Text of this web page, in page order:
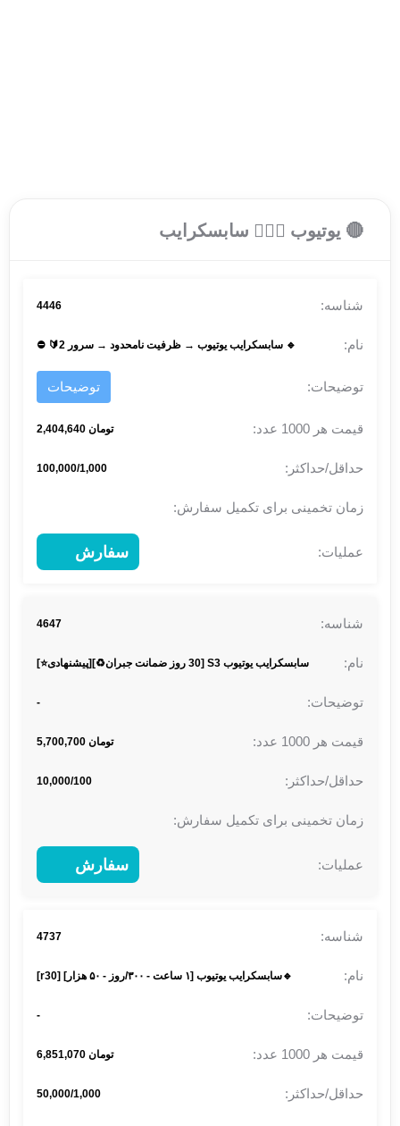
🔴 یوتیوب 🙍🏻‍♂️ سابسکرایب
4446
🔹 سابسکرایب یوتیوب → ظرفیت نامحدود → سرور 2🔰 ⛔
توضیحات
تومان 2,404,640
100,000/1,000
سفارش
4647
سابسکرایب یوتیوب S3 [30 روز ضمانت جبران♻️][پیشنهادی⭐]
-
تومان 5,700,700
10,000/100
سفارش
4737
🔹سابسکرایب یوتیوب [۱ ساعت - ۳۰۰/روز - ۵۰ هزار] [r30]
-
تومان 6,851,070
50,000/1,000